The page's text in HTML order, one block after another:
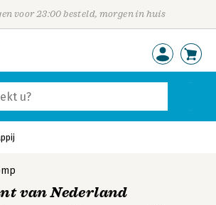
voor 23:00 besteld, morgen in huis
van Nederland